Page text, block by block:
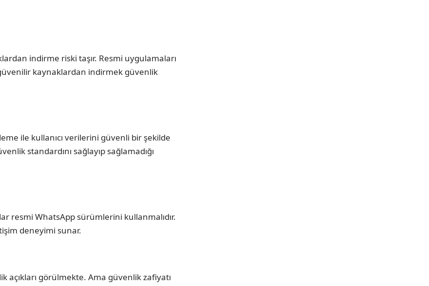
indirme riski taşır. Resmi uygulamaları
kaynaklardan indirmek güvenlik
ile kullanıcı verilerini güvenli bir şekilde
standardını sağlayıp sağlamadığı
resmi WhatsApp sürümlerini kullanmalıdır.
deneyimi sunar.
görülmekte. Ama güvenlik zafiyatı